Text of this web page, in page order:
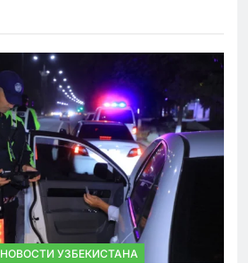
НОВОСТИ УЗБЕКИСТАНА